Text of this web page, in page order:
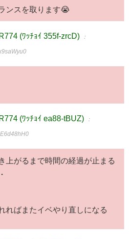
ンスを取ります😭
(ﾜｯﾁｮｲ 355f-zrcD) ：
(ﾜｯﾁｮｲ ea88-tBUZ) ：
上がるまで時間の経過が止まる
ればまたイベやり直しになる